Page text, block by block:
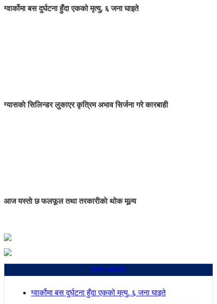
ग्वार्कोमा बस दुर्घटना हुँदा एकको मृत्यु, ६ जना घाइते
ग्यासकाे सिलिन्डर लुकाएर कृत्रिम अभाव सिर्जना गरे कारबाही
आज यस्ताे छ फलफूल तथा तरकारीकाे थोक मूल्य
ताजा अपडेट
ग्वार्कोमा बस दुर्घटना हुँदा एकको मृत्यु, ६ जना घाइते